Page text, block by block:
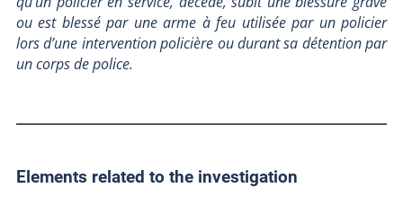
ou est blessé par une arme à feu utilisée par un policier
lors d’une intervention policière ou durant sa détention par
un corps de police.
Elements related to the investigation